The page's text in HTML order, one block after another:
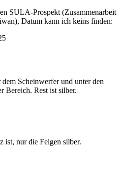
SULA-Prospekt (Zusammenarbeit
Datum kann ich keins finden:
Scheinwerfer und unter den
Bereich. Rest ist silber.
ist, nur die Felgen silber.